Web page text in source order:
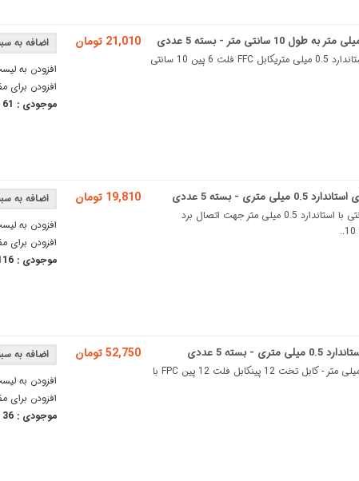
افزودن به
افزودن برای
موجودی : 61
21,010 تومان
کابل فلت 6 پین FFC دارای استاندارد 0.5 میلی متریکابل FFC فلت 6 پین 10 سانتی
افزودن به
افزودن برای
موجودی :
19,810 تومان
کابل FFC فلت 10 پین 10 سانتی با استاندارد 0.5 میلی متر جهت اتصال برد
افزودن به
افزودن برای
موجودی :36
52,750 تومان
کابل فلت FPC استاندارد 0.5 میلی‌ متر - کابل تخت 12 پینکابل فلت 12 پین FPC با